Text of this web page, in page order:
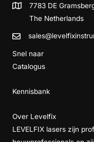
7783 DE
The Netherlands
Snel naar
Catalogus
Kennisbank
Over Levelfix
LEVELFIX lasers zijn